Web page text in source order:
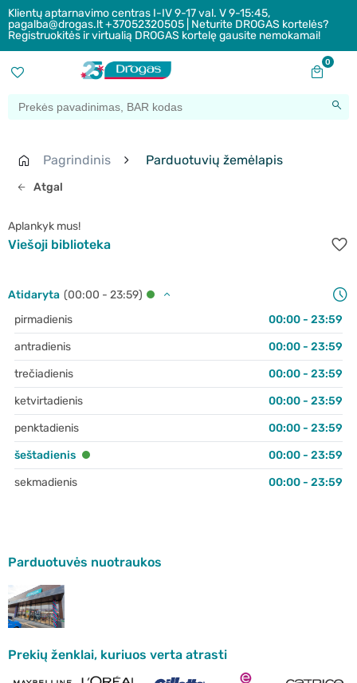
Klientų aptarnavimo centras I-IV 9-17 val. V 9-15:45,
pagalba@drogas.lt +37052320505 | Neturite DROGAS kortelės?
Registruokitės ir virtualią DROGAS kortelę gausite nemokamai!
0
Atgal
Pagrindinis Parduotuvių žemėlapis
Aplankyk mus!
Viešoji biblioteka
Atidaryta (00:00 - 23:59)
pirmadienis
00:00 - 23:59
antradienis
00:00 - 23:59
trečiadienis
00:00 - 23:59
ketvirtadienis
00:00 - 23:59
penktadienis
00:00 - 23:59
šeštadienis
00:00 - 23:59
sekmadienis
00:00 - 23:59
Parduotuvės nuotraukos
Prekių ženklai, kuriuos verta atrasti